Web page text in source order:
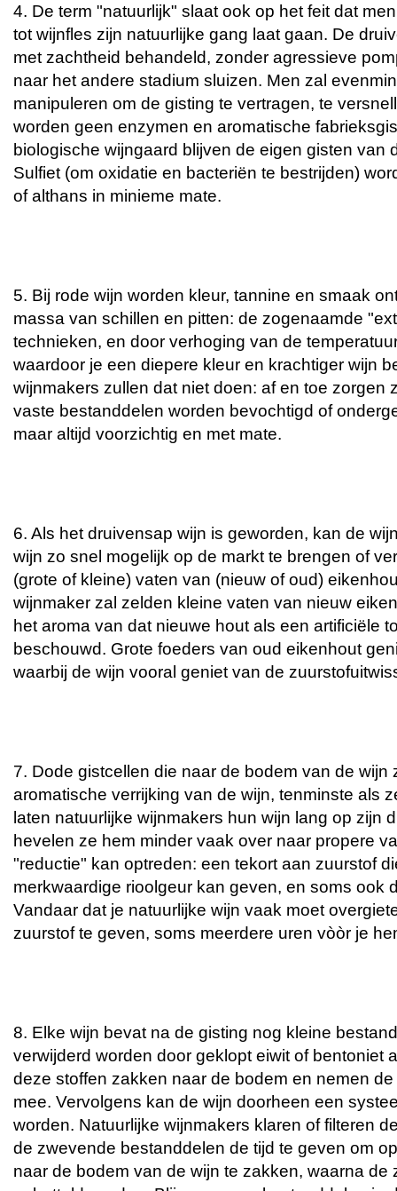
4. De term "natuurlijk" slaat ook op het feit dat
tot wijnfles zijn natuurlijke gang laat gaan. De
met zachtheid behandeld, zonder agressieve
naar het andere stadium sluizen. Men zal
manipuleren om de gisting te vertragen, te
worden geen enzymen en aromatische
biologische wijngaard blijven de eigen gisten van
Sulfiet (om oxidatie en bacteriën te bestrijden)
of althans in minieme mate.
5. Bij rode wijn worden kleur, tannine en smaak
massa van schillen en pitten: de zogenaamde
technieken, en door verhoging van de
waardoor je een diepere kleur en krachtiger wijn
wijnmakers zullen dat niet doen: af en toe zorgen
vaste bestanddelen worden bevochtigd of
maar altijd voorzichtig en met mate.
6. Als het druivensap wijn is geworden, kan de
wijn zo snel mogelijk op de markt te brengen of
(grote of kleine) vaten van (nieuw of oud)
wijnmaker zal zelden kleine vaten van nieuw
het aroma van dat nieuwe hout als een artificiële
beschouwd. Grote foeders van oud eikenhout
waarbij de wijn vooral geniet van de
7. Dode gistcellen die naar de bodem van de
aromatische verrijking van de wijn, tenminste als
laten natuurlijke wijnmakers hun wijn lang op zijn
hevelen ze hem minder vaak over naar propere
"reductie" kan optreden: een tekort aan zuurstof
merkwaardige rioolgeur kan geven, en soms ook
Vandaar dat je natuurlijke wijn vaak moet
zuurstof te geven, soms meerdere uren vòòr je
8. Elke wijn bevat na de gisting nog kleine
verwijderd worden door geklopt eiwit of bentoniet
deze stoffen zakken naar de bodem en nemen
mee. Vervolgens kan de wijn doorheen een
worden. Natuurlijke wijnmakers klaren of filteren
de zwevende bestanddelen de tijd te geven om
naar de bodem van de wijn te zakken, waarna de